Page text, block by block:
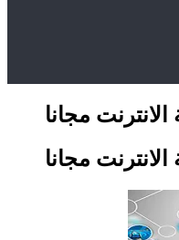
مجانا
مجانا